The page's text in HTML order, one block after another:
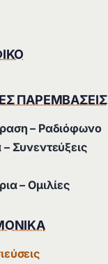
ΠΑΡΕΜΒΑΣΕΙΣ
– Ραδιόφωνο
Συνεντεύξεις
– Ομιλίες